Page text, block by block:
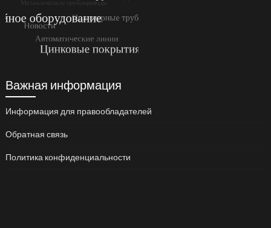
Важная информация
Информация для правообладателей
Обратная связь
Политика конфиденциальности